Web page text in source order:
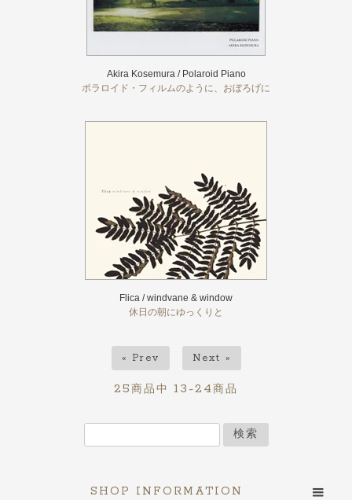
Akira Kosemura / Polaroid Piano
ポラロイド・フィルムのように、おぼろげに
Flica / windvane & window
休日の朝にゆっくりと
« Prev Next »
25 商品中 13-24 商品
検索
SHOP INFORMATION